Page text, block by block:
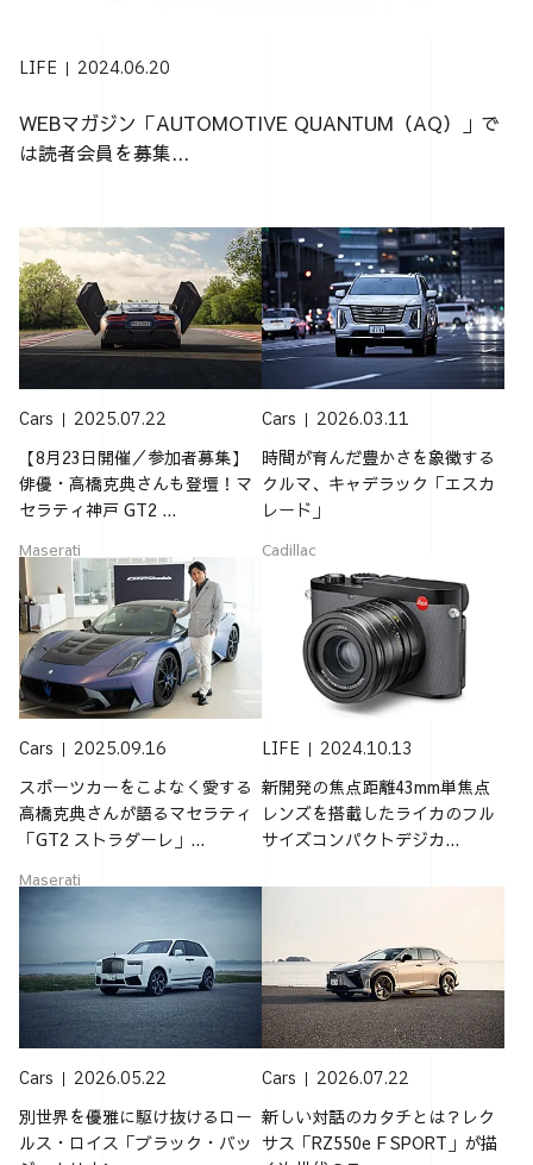
LIFE 2024.06.20
WEBマガジン「AUTOMOTIVE QUANTUM（AQ）」で
は読者会員を募集...
Cars 2025.07.22
【8月23日開催／参加者募集】
俳優・高橋克典さんも登壇！マ
セラティ神戸 GT2 ...
Maserati
Cars 2026.03.11
時間が育んだ豊かさを象徴する
クルマ、キャデラック「エスカ
レード」
Cadillac
Cars 2025.09.16
スポーツカーをこよなく愛する
高橋克典さんが語るマセラティ
「GT2 ストラダーレ」...
Maserati
LIFE 2024.10.13
新開発の焦点距離43mm単焦点
レンズを搭載したライカのフル
サイズコンパクトデジカ...
Cars 2026.05.22
別世界を優雅に駆け抜けるロー
ルス・ロイス「ブラック・バッ
Cars 2026.07.22
新しい対話のカタチとは？レク
サス「RZ550e F SPORT」が描